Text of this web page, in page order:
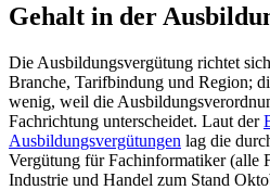
Gehalt in der
Die Ausbildungsvergütung richtet
Branche, Tarifbindung und Region;
wenig, weil die
Fachrichtung unterscheidet. Laut der
Ausbildungsvergütungen lag die
Vergütung für Fachinformatiker (alle
Industrie und Handel zum Stand